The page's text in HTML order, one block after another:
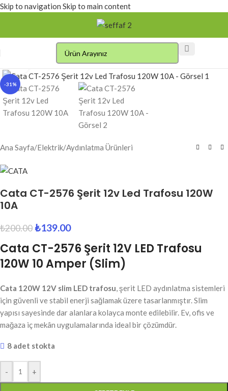
Skip to navigation Skip to main content
-31%
Click to enlarge
Ana Sayfa/Elektrik/Aydınlatma Ürünleri
Cata CT-2576 Şerit 12v Led Trafosu 120W
10A
₺200.00 ₺139.00
Cata CT-2576 Şerit 12V LED Trafosu
120W 10 Amper (Slim)
Cata 120W 12V slim LED trafosu, şerit LED aydınlatma sistemleri
için güvenli ve stabil enerji sağlamak üzere tasarlanmıştır. Slim
yapısı sayesinde dar alanlara kolayca monte edilebilir. Ev, ofis ve
mağaza iç mekân uygulamalarında ideal bir çözümdür.
8 adet stokta
- +